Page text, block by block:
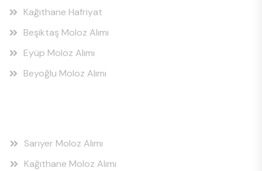
Kağıthane Hafriyat
Beşiktaş Moloz Alımı
Eyüp Moloz Alımı
Beyoğlu Moloz Alımı
Sarıyer Moloz Alımı
Kağıthane Moloz Alımı